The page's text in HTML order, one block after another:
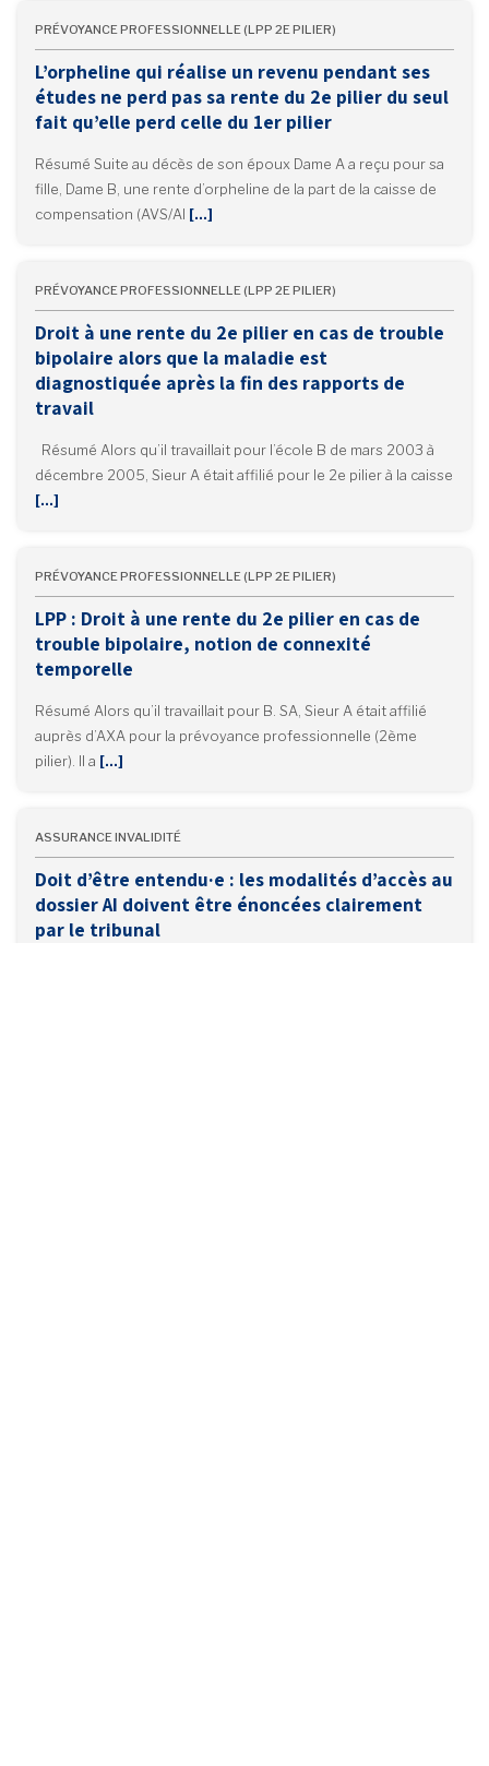
PRÉVOYANCE PROFESSIONNELLE (LPP 2E PILIER)
L’orpheline qui réalise un revenu pendant ses
études ne perd pas sa rente du 2e pilier du seul
fait qu’elle perd celle du 1er pilier
Résumé Suite au décès de son époux Dame A a reçu pour sa
fille, Dame B, une rente d’orpheline de la part de la caisse de
compensation (AVS/AI […]
PRÉVOYANCE PROFESSIONNELLE (LPP 2E PILIER)
Droit à une rente du 2e pilier en cas de trouble
bipolaire alors que la maladie est
diagnostiquée après la fin des rapports de
travail
Résumé Alors qu’il travaillait pour l’école B de mars 2003 à
décembre 2005, Sieur A était affilié pour le 2e pilier à la caisse
[…]
PRÉVOYANCE PROFESSIONNELLE (LPP 2E PILIER)
LPP : Droit à une rente du 2e pilier en cas de
trouble bipolaire, notion de connexité
temporelle
Résumé Alors qu’il travaillait pour B. SA, Sieur A était affilié
auprès d’AXA pour la prévoyance professionnelle (2ème
pilier). Il a […]
ASSURANCE INVALIDITÉ
Doit d’être entendu·e : les modalités d’accès au
dossier AI doivent être énoncées clairement
par le tribunal